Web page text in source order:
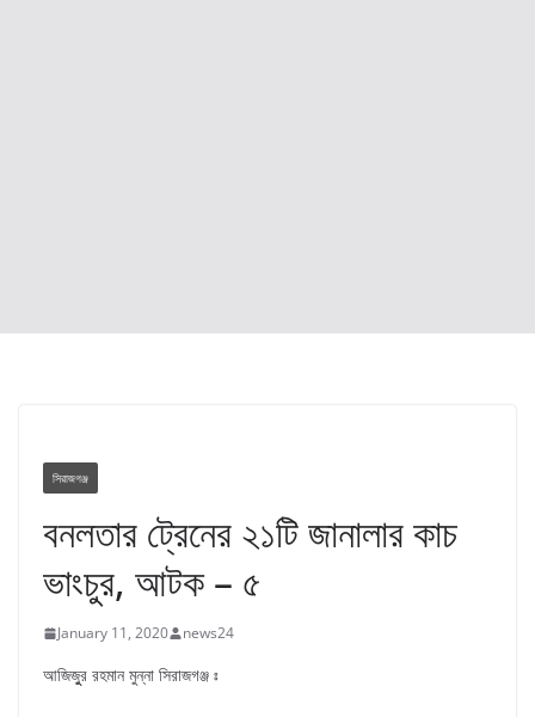
সিরাজগঞ্জ
বনলতার ট্রেনের ২১টি জানালার কাচ
ভাংচুর, আটক – ৫
January 11, 2020 news24
আজিজুুর রহমান মুন্না সিরাজগঞ্জ ঃ